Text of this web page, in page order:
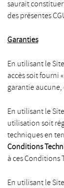
saurait constituer
des présentes
Garanties
En utilisant le
accès soit fourni «
garantie aucune,
En utilisant le
utilisation soit
techniques en
Conditions
à ces Conditions
En utilisant le